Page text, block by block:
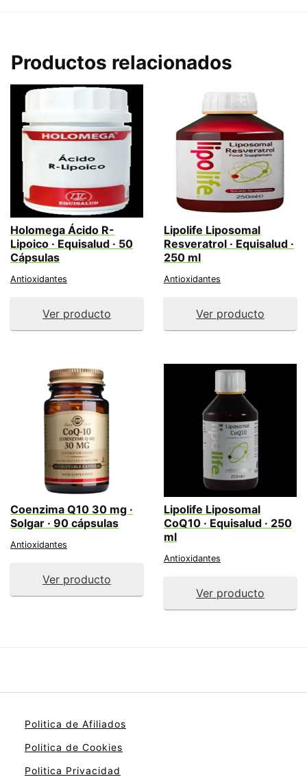
Productos relacionados
Holomega Ácido R-
Lipoico · Equisalud · 50
Cápsulas
Antioxidantes
Ver producto
Lipolife Liposomal
Resveratrol · Equisalud ·
250 ml
Antioxidantes
Ver producto
Coenzima Q10 30 mg ·
Solgar · 90 cápsulas
Antioxidantes
Ver producto
Lipolife Liposomal
CoQ10 · Equisalud · 250
ml
Antioxidantes
Ver producto
Politica de Afiliados
Politica de Cookies
Politica Privacidad